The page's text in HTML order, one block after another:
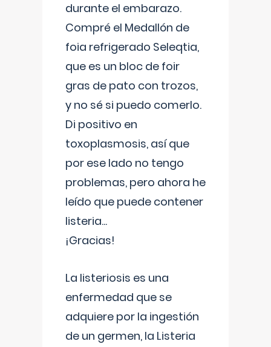
durante el embarazo.
Compré el Medallón de
foia refrigerado Seleqtia,
que es un bloc de foir
gras de pato con trozos,
y no sé si puedo comerlo.
Di positivo en
toxoplasmosis, así que
por ese lado no tengo
problemas, pero ahora he
leído que puede contener
listeria...
¡Gracias!
La listeriosis es una
enfermedad que se
adquiere por la ingestión
de un germen, la Listeria